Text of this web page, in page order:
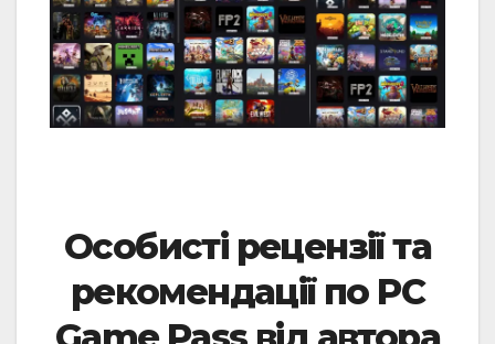
Особисті рецензії та
рекомендації по PC